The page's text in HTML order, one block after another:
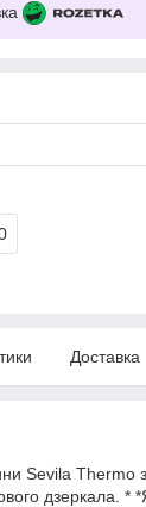
Доставка
Sevila Thermo
дзеркала. *